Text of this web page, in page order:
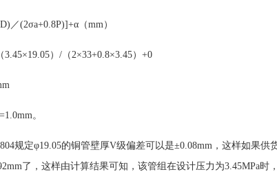
／(2σa+0.8P)]+α（mm）
3.45×19.05）/（2×33+0.8×3.45）+0
。
规定φ19.05的铜管壁厚V级偏差可以是±0.08mm，这样如果
了，这样由计算结果可知，该管组在设计压力为3.45MPa